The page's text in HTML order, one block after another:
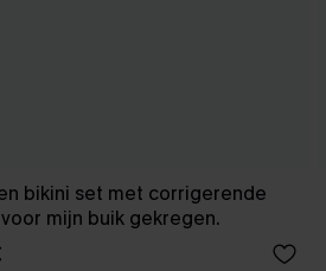
bikini set met corrigerende
mijn buik gekregen.